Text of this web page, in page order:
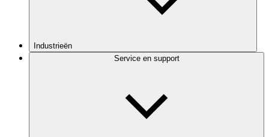
Industrieën
Service en support